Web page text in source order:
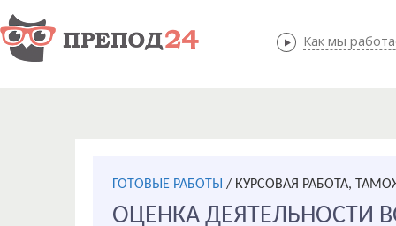
Как мы
Как мы
ГОТОВЫЕ РАБОТЫ / КУРСОВАЯ РАБОТА,
ОЦЕНКА ДЕЯТЕЛЬНОСТИ